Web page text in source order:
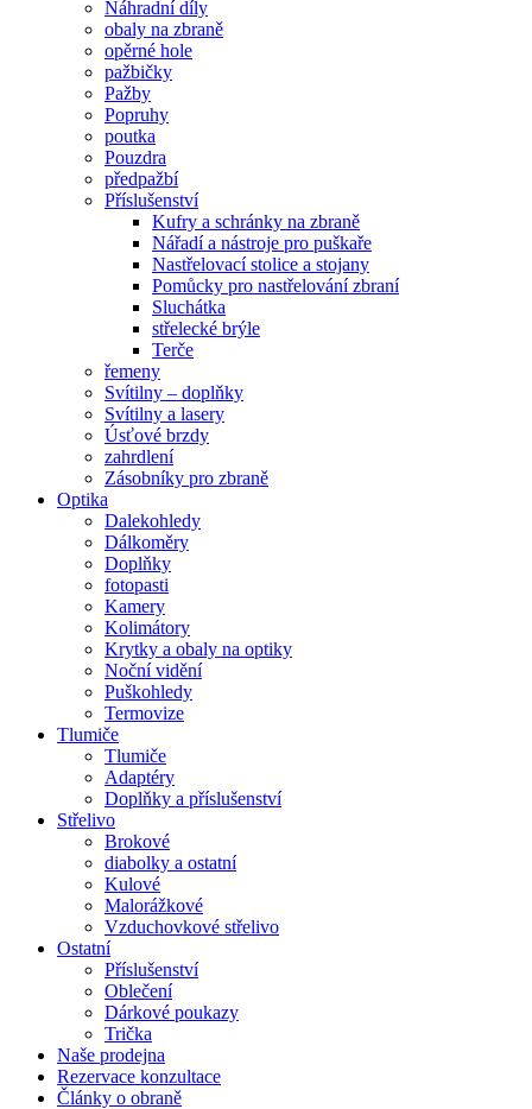
Náhradní díly
obaly na zbraně
opěrné hole
pažbičky
Pažby
Popruhy
poutka
Pouzdra
předpažbí
Příslušenství
Kufry a schránky na zbraně
Nářadí a nástroje pro puškaře
Nastřelovací stolice a stojany
Pomůcky pro nastřelování zbraní
Sluchátka
střelecké brýle
Terče
řemeny
Svítilny – doplňky
Svítilny a lasery
Úsťové brzdy
zahrdlení
Zásobníky pro zbraně
Optika
Dalekohledy
Dálkoměry
Doplňky
fotopasti
Kamery
Kolimátory
Krytky a obaly na optiky
Noční vidění
Puškohledy
Termovize
Tlumiče
Tlumiče
Adaptéry
Doplňky a příslušenství
Střelivo
Brokové
diabolky a ostatní
Kulové
Malorážkové
Vzduchovkové střelivo
Ostatní
Příslušenství
Oblečení
Dárkové poukazy
Trička
Naše prodejna
Rezervace konzultace
Články o obraně